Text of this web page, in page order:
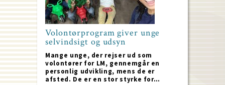
Volontørprogram giver unge
selvindsigt og udsyn
Mange unge, der rejser ud som
volontører for LM, gennemgår en
personlig udvikling, mens de er
afsted. De er en stor styrke for…